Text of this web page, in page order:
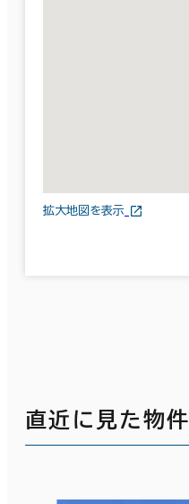
拡大地図を表示
直近に見た物件